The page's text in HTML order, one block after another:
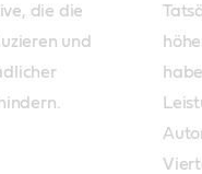
die die
und